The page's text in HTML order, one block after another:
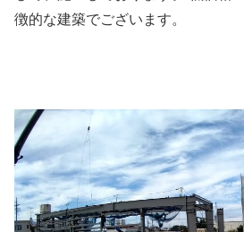
徴的な建築でございます。